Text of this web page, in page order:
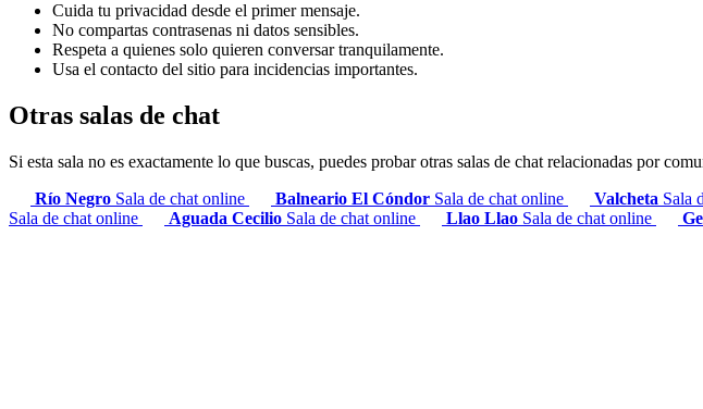
Cuida tu privacidad desde el primer mensaje.
No compartas contrasenas ni datos sensibles.
Respeta a quienes solo quieren conversar tranquilamente.
Usa el contacto del sitio para incidencias importantes.
Otras salas de chat
Si esta sala no es exactamente lo que buscas, puedes probar otras salas de chat relacionadas por
Río Negro Sala de chat online Balneario El Cóndor Sala de chat online Valcheta Sala
Sala de chat online
Aguada Cecilio Sala de chat online Llao Llao Sala de chat online